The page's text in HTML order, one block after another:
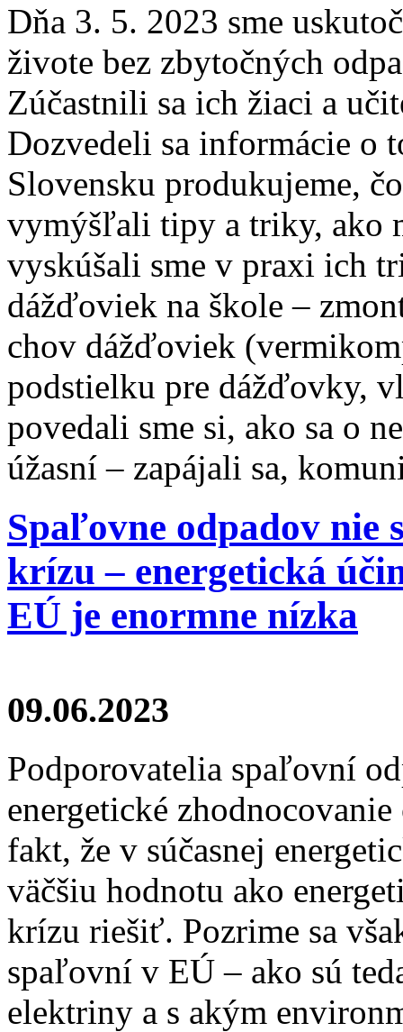
Dňa 3. 5. 2023 sme
živote bez zbytočných
Zúčastnili sa ich žiaci a
Dozvedeli sa informácie o
Slovensku produkujeme,
vymýšľali tipy a triky, ako
vyskúšali sme v praxi ich
dážďoviek na škole –
chov dážďoviek
podstielku pre dážďovky,
povedali sme si, ako sa o
úžasní – zapájali sa,
Spaľovne odpadov nie
krízu – energetická
EÚ je enormne nízka
09.06.2023
Podporovatelia spaľovní
energetické
fakt, že v súčasnej
väčšiu hodnotu ako
krízu riešiť. Pozrime sa
spaľovní v EÚ – ako sú
elektriny a s akým